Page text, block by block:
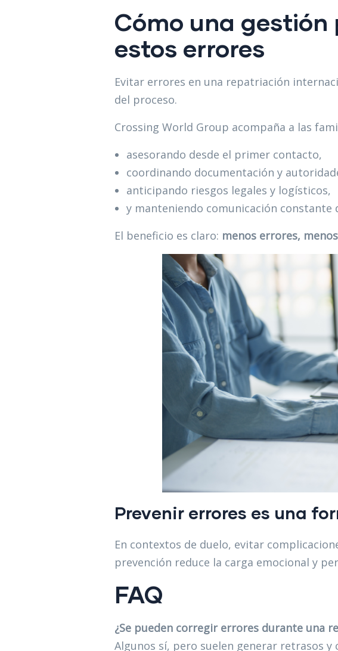
Cómo una
estos errores
Evitar errores en una repatriación
del proceso.
Crossing World Group acompaña a las
asesorando desde el primer contacto,
coordinando documentación y
anticipando riesgos legales y logísticos,
y manteniendo comunicación constante
El beneficio es claro: menos errores,
Prevenir errores es una
En contextos de duelo, evitar
prevención reduce la carga emocional y
FAQ
¿Se pueden corregir errores durante una
Algunos sí, pero suelen generar retrasos y